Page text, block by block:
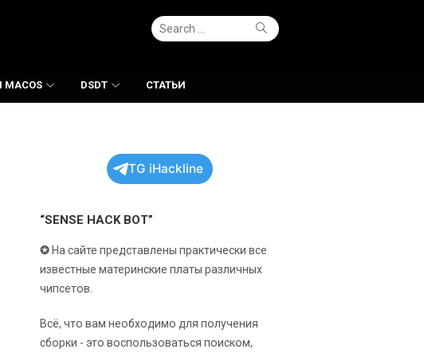
Search
for:
Search
DSDT СТАТЬИ
TG iHackline
“SENSE HACK BOT”
✪ На сайте представлены практически все
известные материнские платы различных
чипсетов.
Всё, что вам необходимо для получения
сборки - это воспользоваться поиском,